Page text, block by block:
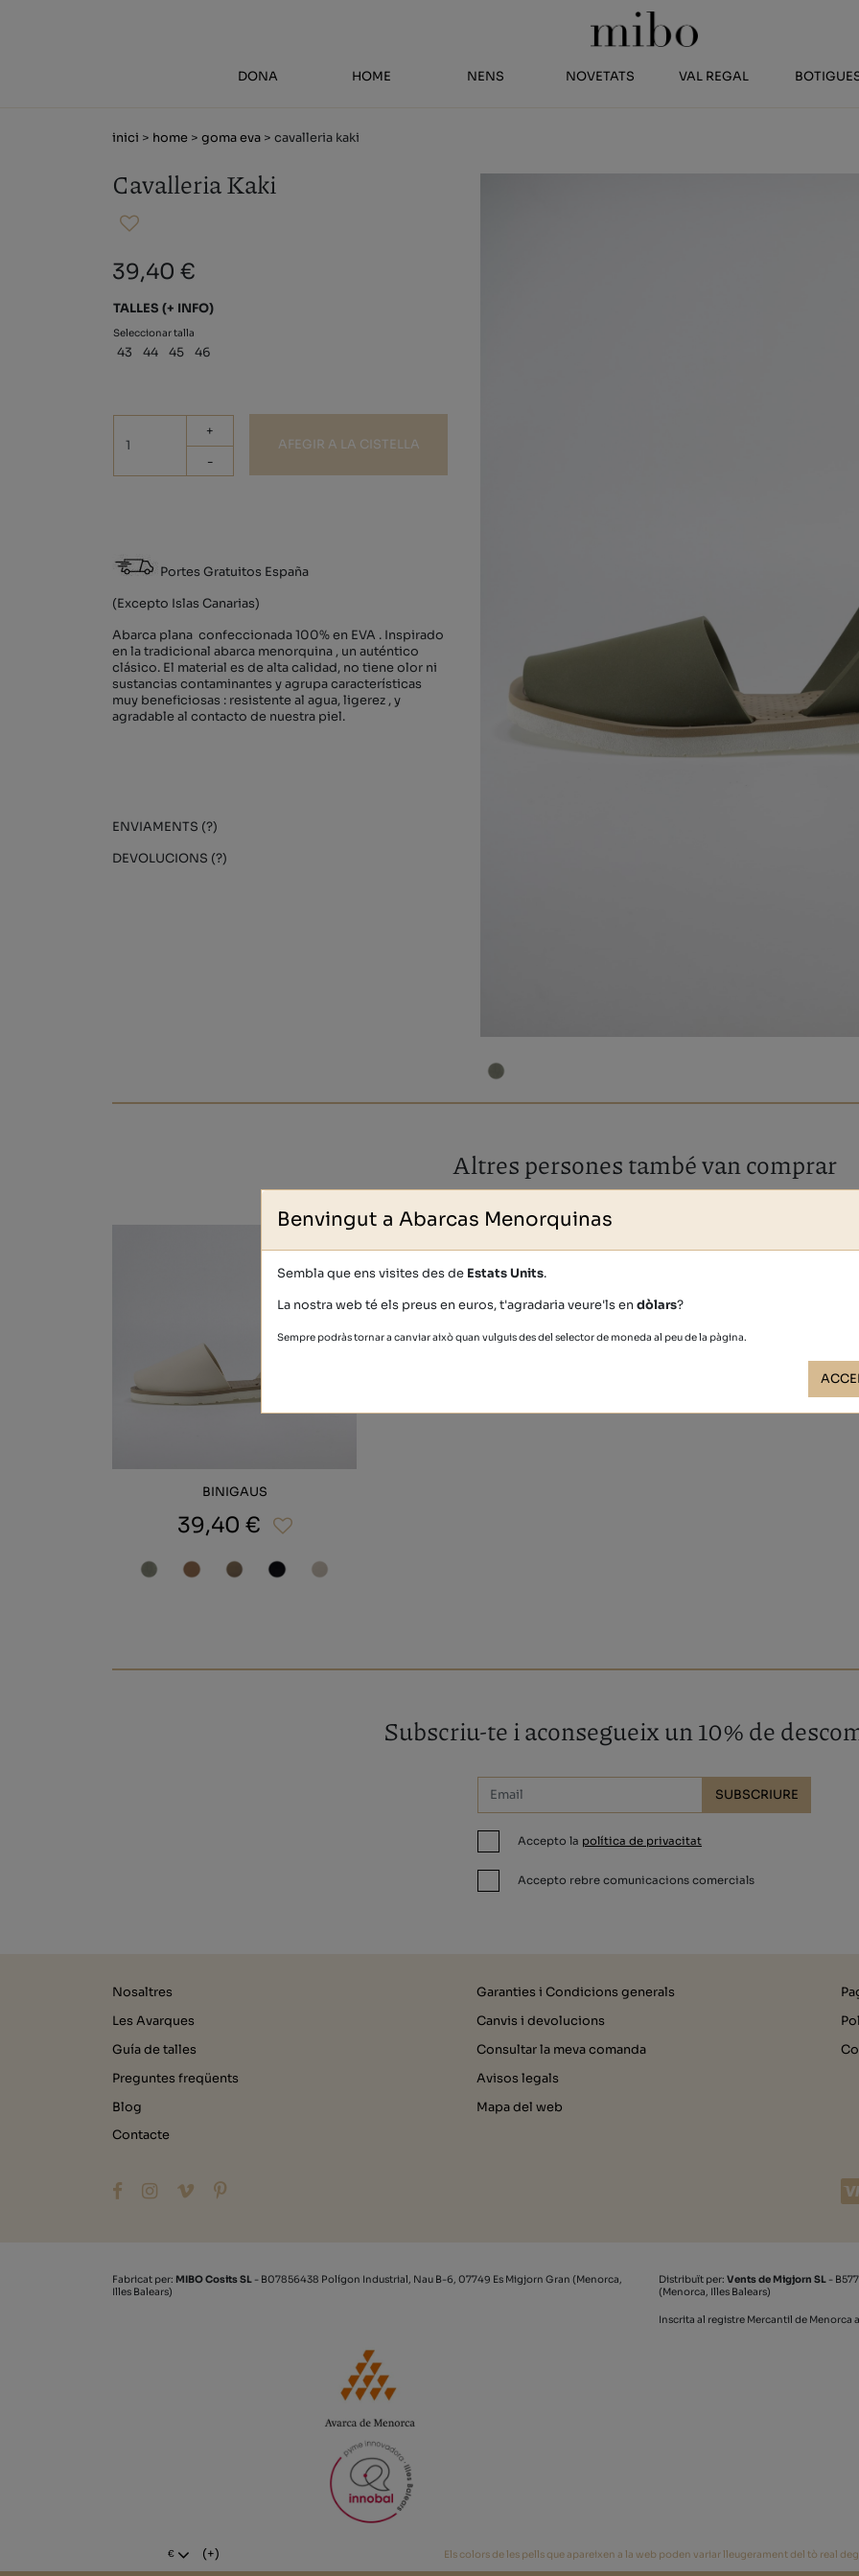
DONA HOME NENS NOVETATS VAL REGAL
inici > home > goma eva > cavalleria kaki
Cavalleria Kaki
39,40 €
TALLES (+ INFO)
Seleccionar talla
43 44 45 46
+
-
AFEGIR A LA CISTELLA
Portes Gratuitos España
(Excepto Islas Canarias)
Abarca plana confeccionada 100% en EVA . Inspirado
en la tradicional abarca menorquina , un auténtico
clásico. El material es de alta calidad, no tiene olor ni
sustancias contaminantes y agrupa características
muy beneficiosas : resistente al agua, ligerez , y
agradable al contacto de nuestra piel.
ENVIAMENTS (?)
DEVOLUCIONS (?)
Altres persones també van comprar
BINIGAUS
39,40 €
Subscriu-te i aconsegueix un 10% de
SUBSCRIURE
Accepto la política de privacitat
Accepto rebre comunicacions comercials
Nosaltres
Les Avarques
Guía de talles
Preguntes freqüents
Blog
Contacte
Garanties i Condicions generals
Canvis i devolucions
Consultar la meva comanda
Avisos legals
Mapa del web
Fabricat per: MIBO Cosits SL - B07856438 Polígon Industrial, Nau B-6, 07749 Es Migjorn Gran (Menorca,
Illes Balears)
Distribuït per: Vents de Migjorn SL -
(Menorca, Illes Balears)
Inscrita al registre Mercantil de Menorca
€ (+) Els colors de les pells que apareixen a la web poden variar lleugerament del tò real
Benvingut a Abarcas Menorquinas
Sembla que ens visites des de Estats Units.
La nostra web té els preus en euros, t'agradaria veure'ls endòlars?
Sempre podràs tornar a canviar això quan vulguis des del selector de moneda al peu de la pàgina.